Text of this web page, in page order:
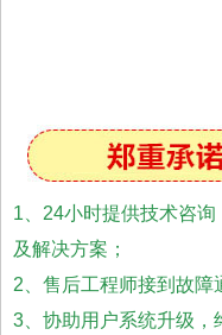
1、24小时提供技术咨
及解决方案；
2、售后工程师接到故障
3、协助用户系统升级，